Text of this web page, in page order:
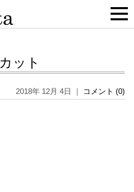
BLOG
カット
2018年 12月 4日 ｜ コメント (0)